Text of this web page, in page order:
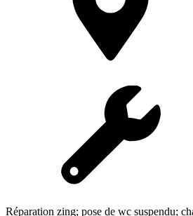
Réparation zing; pose de wc suspendu;